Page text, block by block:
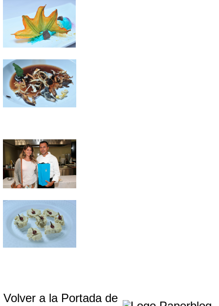
Volver a la Portada de